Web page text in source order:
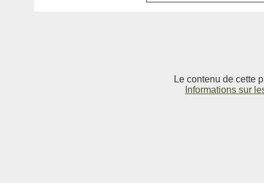
Le contenu de cette
Informations sur